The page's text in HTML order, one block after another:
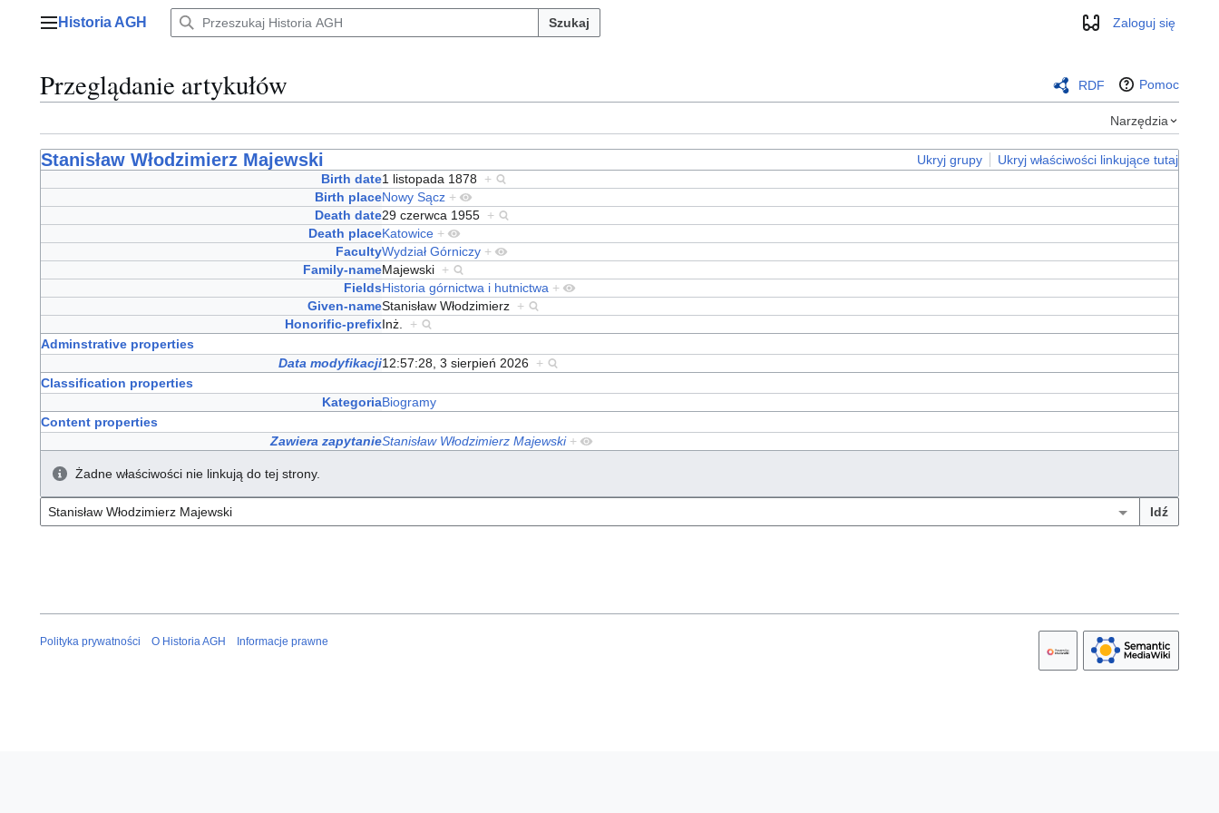
Menu główne
Historia AGH Szukaj WyglądZaloguj się
Przeglądanie artykułów RDF Pomoc
Narzędzia
Stanisław Włodzimierz Majewski Ukryj grupy
Ukryj właściwości linkujące tutaj
Birth date1 listopada 1878 +
Birth placeNowy Sącz +
Death date29 czerwca 1955 +
Death placeKatowice +
FacultyWydział Górniczy +
Family-nameMajewski +
FieldsHistoria górnictwa i hutnictwa +
Given-nameStanisław Włodzimierz +
Honorific-prefixInż. +
Adminstrative properties
Data modyfikacji12:57:28, 3 sierpień 2026
+
Classification properties
KategoriaBiogramy
Content properties
Zawiera zapytanieStanisław Włodzimierz Majewski +
Żadne właściwości nie linkują do tej strony.
Polityka prywatności O Historia AGH Informacje prawne